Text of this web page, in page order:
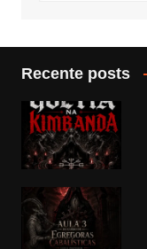
Recente posts